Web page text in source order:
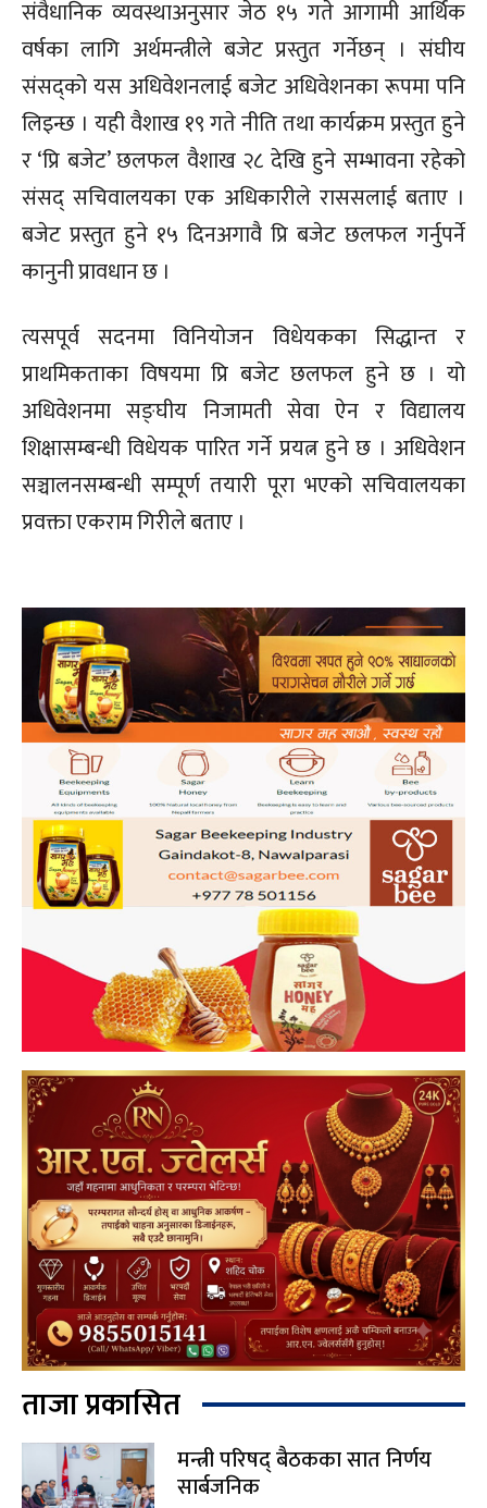
संवैधानिक व्यवस्थाअनुसार जेठ १५ गते आगामी आर्थिक
वर्षका लागि अर्थमन्त्रीले बजेट प्रस्तुत गर्नेछन् । संघीय
संसद्को यस अधिवेशनलाई बजेट अधिवेशनका रूपमा पनि
लिइन्छ । यही वैशाख १९ गते नीति तथा कार्यक्रम प्रस्तुत हुने
र ‘प्रि बजेट’ छलफल वैशाख २८ देखि हुने सम्भावना रहेको
संसद् सचिवालयका एक अधिकारीले राससलाई बताए ।
बजेट प्रस्तुत हुने १५ दिनअगावै प्रि बजेट छलफल गर्नुपर्ने
कानुनी प्रावधान छ ।
त्यसपूर्व सदनमा विनियोजन विधेयकका सिद्धान्त र
प्राथमिकताका विषयमा प्रि बजेट छलफल हुने छ । यो
अधिवेशनमा सङ्घीय निजामती सेवा ऐन र विद्यालय
शिक्षासम्बन्धी विधेयक पारित गर्ने प्रयत्न हुने छ । अधिवेशन
सञ्चालनसम्बन्धी सम्पूर्ण तयारी पूरा भएको सचिवालयका
प्रवक्ता एकराम गिरीले बताए ।
ताजा प्रकासित
मन्त्री परिषद् बैठकका सात निर्णय
सार्बजनिक